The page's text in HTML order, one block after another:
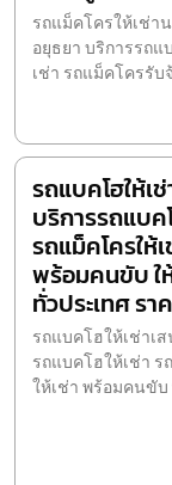
รถแม็คโครให้เช่า
อยุธยา บริการรถแ
เช่า รถแม็คโครรับ
รถแบคโฮให้เช่
บริการรถแบค
รถแม็คโครให้เ
พร้อมคนขับ ใ
ทั่วประเทศ รา
รถแบคโฮให้เช่าเ
รถแบคโฮให้เช่า ร
ให้เช่า พร้อมคนขับ